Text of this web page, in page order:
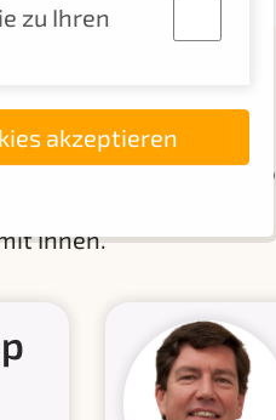
werden?
Ihnen.
zu Ihren
akzeptieren